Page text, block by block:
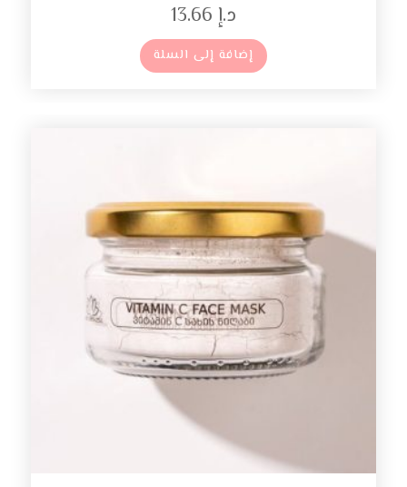
د.إ
إضافة إلى السلة